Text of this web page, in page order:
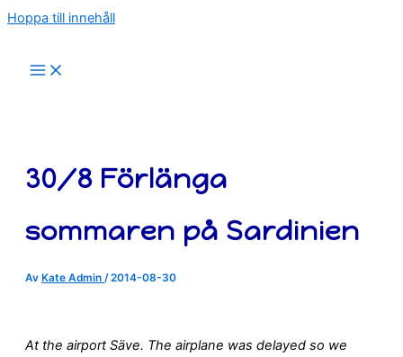
Hoppa till innehåll
30/8 Förlänga
sommaren på Sardinien
Av Kate Admin /2014-08-30
At the airport Säve. The airplane was delayed so we